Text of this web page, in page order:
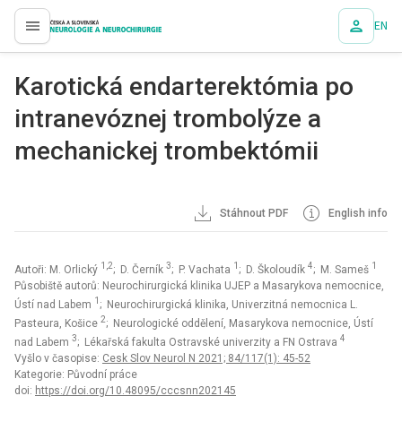
proLékaře.cz EN
Karotická endarterektómia po
intranevóznej trombolýze a
mechanickej trombektómii
Stáhnout PDF English info
Autoři: M. Orlický 1,2; D. Černík 3; P. Vachata 1 ; D. Školoudík 4; M. Sameš 1
Působiště autorů: Neurochirurgická klinika UJEP a Masarykova nemocnice,
Ústí nad Labem 1 ; Neurochirurgická klinika, Univerzitná nemocnica L.
Pasteura, Košice 2; Neurologické oddělení, Masarykova nemocnice, Ústí
nad Labem 3; Lékařská fakulta Ostravské univerzity a FN Ostrava 4
Vyšlo v časopise: Cesk Slov Neurol N 2021; 84/117(1): 45-52
Kategorie: Původní práce
doi: https://doi.org/10.48095/cccsnn202145